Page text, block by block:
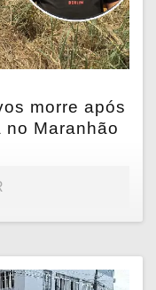
morre após
Maranhão